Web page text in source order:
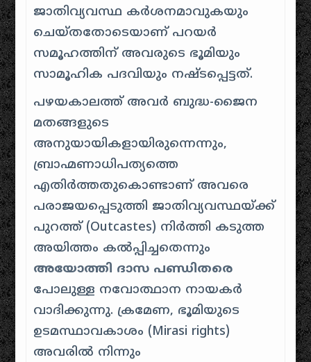
ജാതിവ്യവസ്ഥ കർശനമാവുകയും
ചെയ്തതോടെയാണ് പറയർ
സമൂഹത്തിന് അവരുടെ ഭൂമിയും
സാമൂഹിക പദവിയും നഷ്ടപ്പെട്ടത്.
പഴയകാലത്ത് അവർ ബുദ്ധ-ജൈന
മതങ്ങളുടെ
അനുയായികളായിരുന്നെന്നും,
ബ്രാഹ്മണാധിപത്യത്തെ
എതിർത്തതുകൊണ്ടാണ് അവരെ
പരാജയപ്പെടുത്തി ജാതിവ്യവസ്ഥയ്ക്ക്
പുറത്ത് (Outcastes) നിർത്തി കടുത്ത
അയിത്തം കൽപ്പിച്ചതെന്നും
അയോത്തി ദാസ പണ്ഡിതരെ
പോലുള്ള നവോത്ഥാന നായകർ
വാദിക്കുന്നു. ക്രമേണ, ഭൂമിയുടെ
ഉടമസ്ഥാവകാശം (Mirasi rights)
അവരിൽ നിന്നും